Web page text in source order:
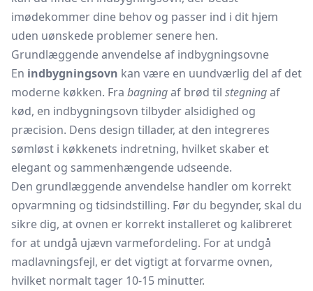
imødekommer dine behov og passer ind i dit hjem
uden uønskede problemer senere hen.
Grundlæggende anvendelse af indbygningsovne
En indbygningsovn kan være en uundværlig del af det
moderne køkken. Fra bagningaf brød til stegningaf
kød, en indbygningsovn tilbyder alsidighed og
præcision. Dens design tillader, at den integreres
sømløst i køkkenets indretning, hvilket skaber et
elegant og sammenhængende udseende.
Den grundlæggende anvendelse handler om korrekt
opvarmning og tidsindstilling. Før du begynder, skal du
sikre dig, at ovnen er korrekt installeret og kalibreret
for at undgå ujævn varmefordeling. For at undgå
madlavningsfejl, er det vigtigt at forvarme ovnen,
hvilket normalt tager 10-15 minutter.